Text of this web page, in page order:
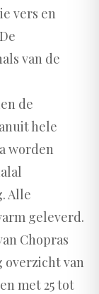
vers en
van de
de
hele
worden
Alle
geleverd.
Chopras
overzicht van
met 25 tot